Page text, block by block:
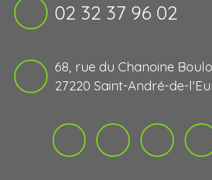
02 32 37 96 02
68, rue du Chanoine
27220 Saint-André-de-